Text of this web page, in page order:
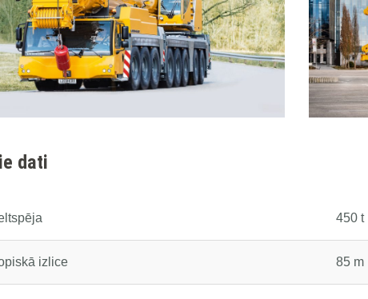
dati
450 t
izlice 85 m